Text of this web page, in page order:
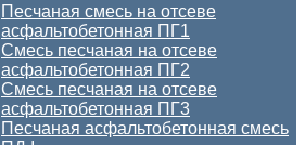
Песчаная смесь на отсеве
асфальтобетонная ПГ1
Смесь песчаная на отсеве
асфальтобетонная ПГ2
Смесь песчаная на отсеве
асфальтобетонная ПГ3
Песчаная асфальтобетонная смесь